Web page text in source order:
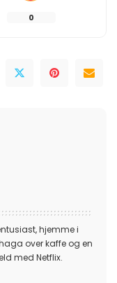
0
hjemme i
over kaffe og en
med Netflix.